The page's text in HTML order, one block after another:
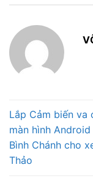
Lắp Cảm biến va
màn hình
Bình Chánh cho
Thảo